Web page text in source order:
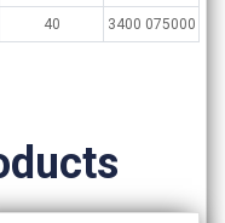
40 3400 075000